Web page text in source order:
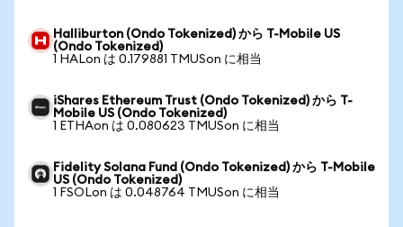
Halliburton (Ondo Tokenized) から T-Mobile US
(Ondo Tokenized)
1 HALon は 0.179881 TMUSon に相当
iShares Ethereum Trust (Ondo Tokenized) から T-
Mobile US (Ondo Tokenized)
1 ETHAon は 0.080623 TMUSon に相当
Fidelity Solana Fund (Ondo Tokenized) から T-Mobile
US (Ondo Tokenized)
1 FSOLon は 0.048764 TMUSon に相当